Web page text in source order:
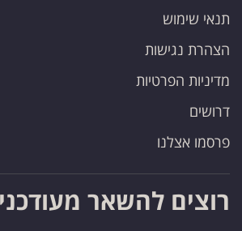
תנאי שימוש
הצהרת נגישות
מדיניות הפרטיות
דרושים
פרסמו אצלנו
רוצים להשאר